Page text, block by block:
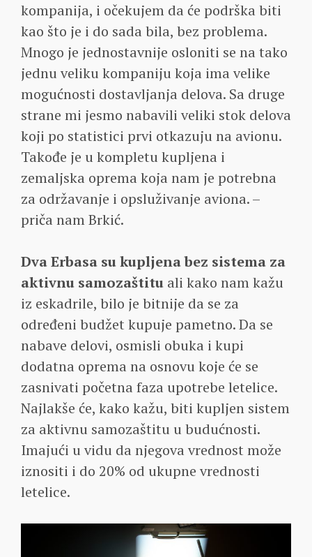
kompanija, i očekujem da će podrška biti
kao što je i do sada bila, bez problema.
Mnogo je jednostavnije osloniti se na tako
jednu veliku kompaniju koja ima velike
mogućnosti dostavljanja delova. Sa druge
strane mi jesmo nabavili veliki stok delova
koji po statistici prvi otkazuju na avionu.
Takođe je u kompletu kupljena i
zemaljska oprema koja nam je potrebna
za održavanje i opsluživanje aviona. –
priča nam Brkić.
Dva Erbasa su kupljena bez sistema za
aktivnu samozaštitu ali kako nam kažu
iz eskadrile, bilo je bitnije da se za
određeni budžet kupuje pametno. Da se
nabave delovi, osmisli obuka i kupi
dodatna oprema na osnovu koje će se
zasnivati početna faza upotrebe letelice.
Najlakše će, kako kažu, biti kupljen sistem
za aktivnu samozaštitu u budućnosti.
Imajući u vidu da njegova vrednost može
iznositi i do 20% od ukupne vrednosti
letelice.